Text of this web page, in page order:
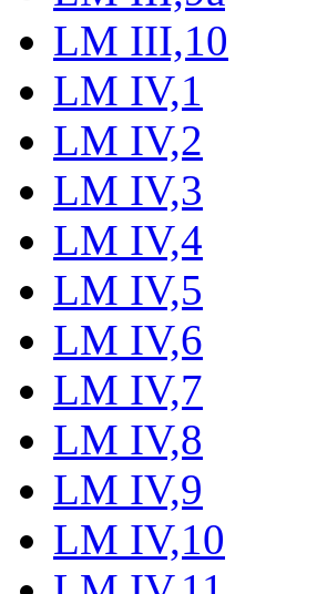
LM III,10
LM IV,1
LM IV,2
LM IV,3
LM IV,4
LM IV,5
LM IV,6
LM IV,7
LM IV,8
LM IV,9
LM IV,10